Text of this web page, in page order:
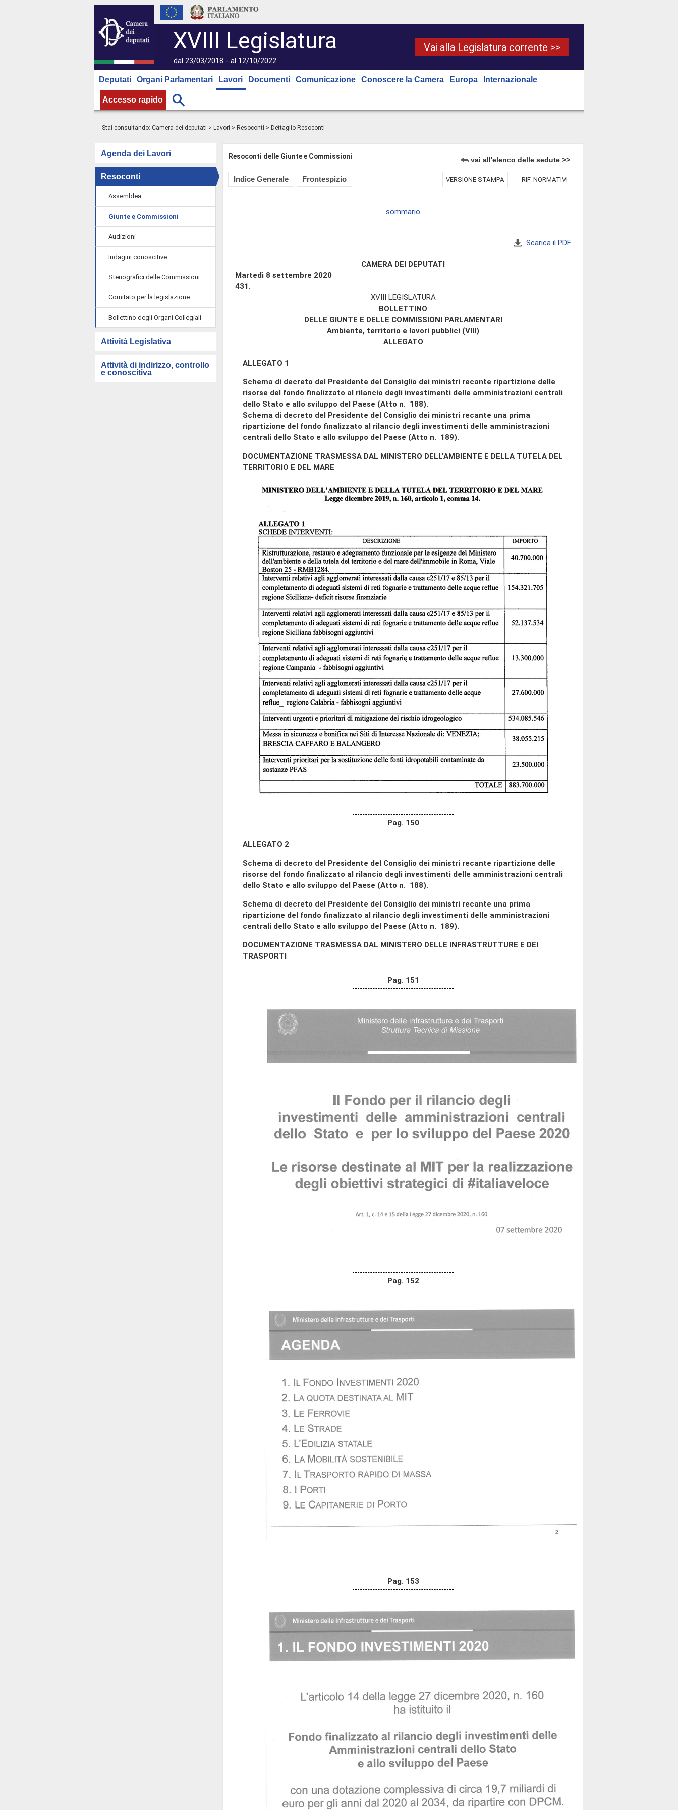
XVIII Legislatura
dal 23/03/2018 - al 12/10/2022
Vai alla Legislatura corrente >>
Deputati Organi Parlamentari Lavori Documenti Comunicazione Conoscere la Camera Europa Internazionale
Accesso rapido
Stai consultando: Camera dei deputati > Lavori > Resoconti > Dettaglio Resoconti
Agenda dei Lavori
Resoconti
Assemblea
Giunte e Commissioni
Audizioni
Indagini conoscitive
Stenografici delle Commissioni
Comitato per la legislazione
Bollettino degli Organi Collegiali
Attività Legislativa
Attività di indirizzo, controllo
e conoscitiva
Resoconti delle Giunte e Commissioni vai all'elenco delle sedute >>
Indice Generale Frontespizio VERSIONE STAMPA RIF. NORMATIVI
sommario
Scarica il PDF
CAMERA DEI DEPUTATI
Martedì 8 settembre 2020
431.
XVIII LEGISLATURA
BOLLETTINO
DELLE GIUNTE E DELLE COMMISSIONI PARLAMENTARI
Ambiente, territorio e lavori pubblici (VIII)
ALLEGATO
ALLEGATO 1
Schema di decreto del Presidente del Consiglio dei ministri recante ripartizione delle
risorse del fondo finalizzato al rilancio degli investimenti delle amministrazioni centrali
dello Stato e allo sviluppo del Paese (Atto n. 188).
Schema di decreto del Presidente del Consiglio dei ministri recante una prima
ripartizione del fondo finalizzato al rilancio degli investimenti delle amministrazioni
centrali dello Stato e allo sviluppo del Paese (Atto n. 189).
DOCUMENTAZIONE TRASMESSA DAL MINISTERO DELL'AMBIENTE E DELLA TUTELA DEL
TERRITORIO E DEL MARE
Pag. 150
ALLEGATO 2
Schema di decreto del Presidente del Consiglio dei ministri recante ripartizione delle
risorse del fondo finalizzato al rilancio degli investimenti delle amministrazioni centrali
dello Stato e allo sviluppo del Paese (Atto n. 188).
Schema di decreto del Presidente del Consiglio dei ministri recante una prima
ripartizione del fondo finalizzato al rilancio degli investimenti delle amministrazioni
centrali dello Stato e allo sviluppo del Paese (Atto n. 189).
DOCUMENTAZIONE TRASMESSA DAL MINISTERO DELLE INFRASTRUTTURE E DEI
TRASPORTI
Pag. 151
Pag. 152
Pag. 153